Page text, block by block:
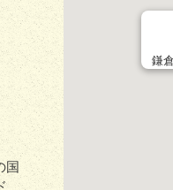
国
鎌